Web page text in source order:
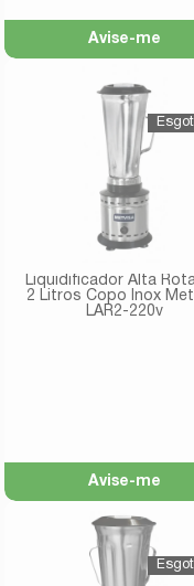
Avise-me
Liquidificador Alta
2 Litros Copo Inox
LAR2-220v
Avise-me